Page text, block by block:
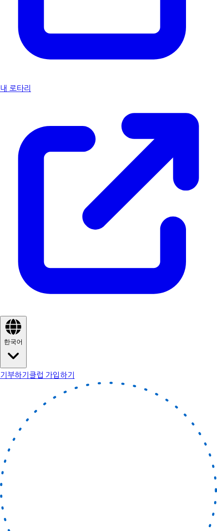
내 로타리
한국어
기부하기 클럽 가입하기